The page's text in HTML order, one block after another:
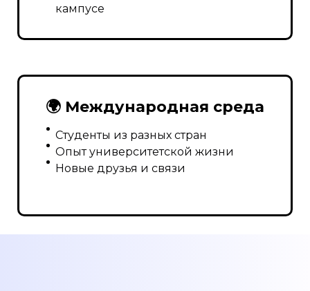
кампусе
🌍 Международная среда
Студенты из разных стран
Опыт университетской жизни
Новые друзья и связи